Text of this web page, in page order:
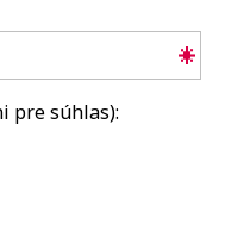
pre súhlas):